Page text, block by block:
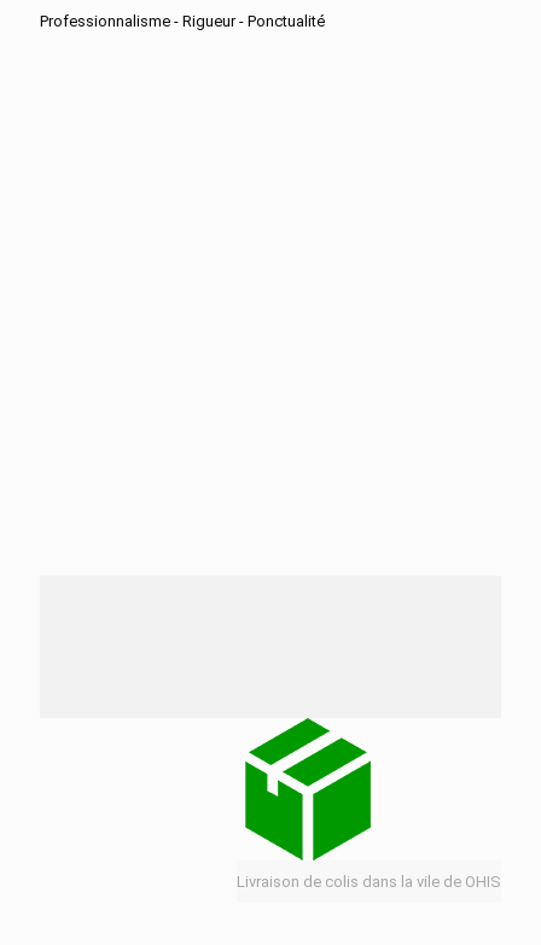
Professionnalisme - Rigueur - Ponctualité
Livraison de colis dans la vile de OHIS